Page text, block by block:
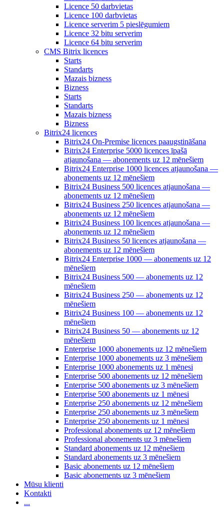
Licence 50 darbvietas
Licence 100 darbvietas
Licence serverim 5 pieslēgumiem
Licence 32 bitu serverim
Licence 64 bitu serverim
CMS Bitrix licences
Starts
Standarts
Mazais bizness
Bizness
Starts
Standarts
Mazais bizness
Bizness
Bitrix24 licences
Bitrix24 On-Premise licences paaugstināšana
Bitrix24 Enterprise 5000 licences īpašā
atjaunošana — abonements uz 12 mēnešiem
Bitrix24 Enterprise 1000 licences atjaunošana —
abonements uz 12 mēnešiem
Bitrix24 Business 500 licences atjaunošana —
abonements uz 12 mēnešiem
Bitrix24 Business 250 licences atjaunošana —
abonements uz 12 mēnešiem
Bitrix24 Business 100 licences atjaunošana —
abonements uz 12 mēnešiem
Bitrix24 Business 50 licences atjaunošana —
abonements uz 12 mēnešiem
Bitrix24 Enterprise 1000 — abonements uz 12
mēnešiem
Bitrix24 Business 500 — abonements uz 12
mēnešiem
Bitrix24 Business 250 — abonements uz 12
mēnešiem
Bitrix24 Business 100 — abonements uz 12
mēnešiem
Bitrix24 Business 50 — abonements uz 12
mēnešiem
Enterprise 1000 abonements uz 12 mēnešiem
Enterprise 1000 abonements uz 3 mēnešiem
Enterprise 1000 abonements uz 1 mēnesi
Enterprise 500 abonements uz 12 mēnešiem
Enterprise 500 abonements uz 3 mēnešiem
Enterprise 500 abonements uz 1 mēnesi
Enterprise 250 abonements uz 12 mēnešiem
Enterprise 250 abonements uz 3 mēnešiem
Enterprise 250 abonements uz 1 mēnesi
Professional abonements uz 12 mēnešiem
Professional abonements uz 3 mēnešiem
Standard abonements uz 12 mēnešiem
Standard abonements uz 3 mēnešiem
Basic abonements uz 12 mēnešiem
Basic abonements uz 3 mēnešiem
Mūsu klienti
Kontakti
...